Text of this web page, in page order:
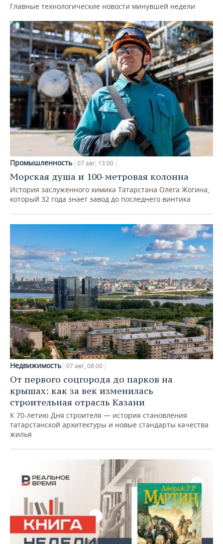
Главные технологические новости минувшей недели
Промышленность 07 авг, 13:00
Морская душа и 100-метровая колонна
История заслуженного химика Татарстана Олега Жогина,
который 32 года знает завод до последнего винтика
Недвижимость 07 авг, 08:00
От первого соцгорода до парков на
крышах: как за век изменилась
строительная отрасль Казани
К 70-летию Дня строителя — история становления
татарстанской архитектуры и новые стандарты качества
жилья